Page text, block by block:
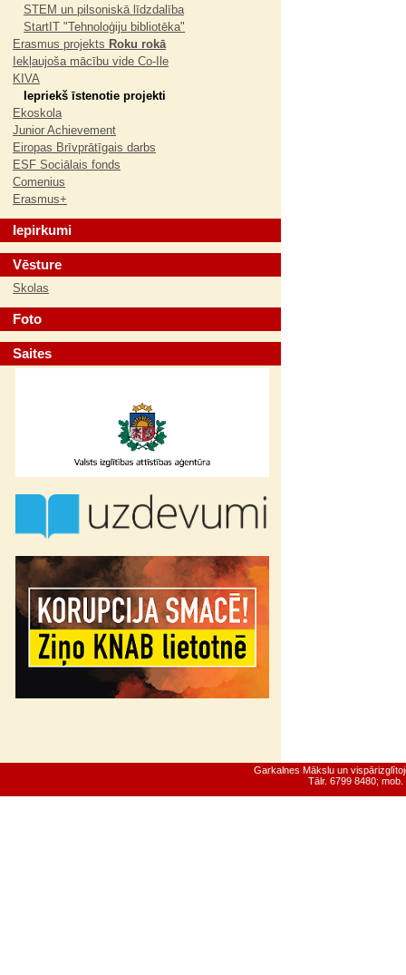
STEM un pilsoniskā līdzdalība
StartIT "Tehnoloģiju bibliotēka"
Erasmus projekts Roku rokā
Iekļaujoša mācību vide Co-Ile
KIVA
Iepriekš īstenotie projekti
Ekoskola
Junior Achievement
Eiropas Brīvprātīgais darbs
ESF Sociālais fonds
Comenius
Erasmus+
Iepirkumi
Vēsture
Skolas
Foto
Saites
Garkalnes Mākslu un
Tālr. 6799 8480;